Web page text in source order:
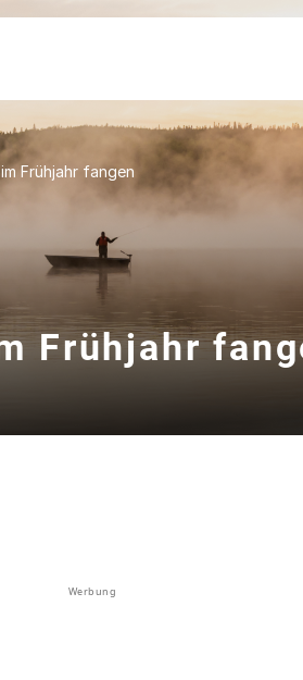
Frühjahr fangen
Frühjahr
Werbung